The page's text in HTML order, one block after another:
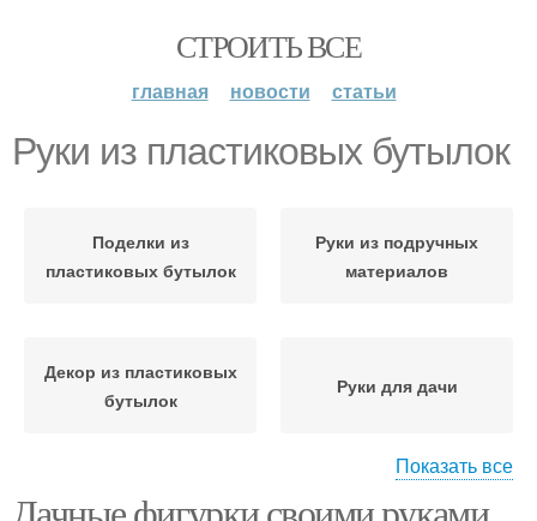
СТРОИТЬ ВСЕ
главная новости статьи
Руки из пластиковых бутылок
Поделки из
пластиковых бутылок
Руки из подручных
материалов
Декор из пластиковых
бутылок
Руки для дачи
Руки на даче
Показать все